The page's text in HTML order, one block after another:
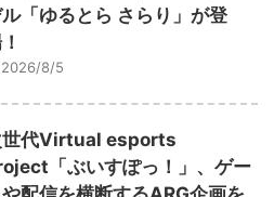
「ゆるとら さらり」が登
2026/8/5
世代Virtual esports
「ぶいすぽっ！」、ゲー